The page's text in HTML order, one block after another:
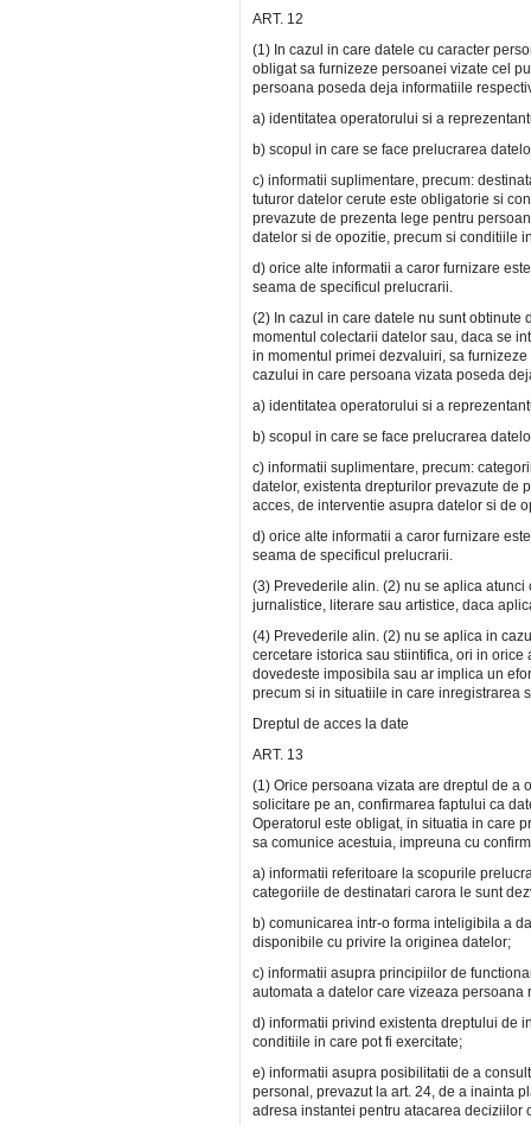
ART. 12
(1) In cazul in care datele cu caracter
obligat sa furnizeze persoanei vizate cel
persoana poseda deja informatiile
a) identitatea operatorului si a
b) scopul in care se face prelucrarea
c) informatii suplimentare, precum:
tuturor datelor cerute este obligatorie si
prevazute de prezenta lege pentru
datelor si de opozitie, precum si conditiile
d) orice alte informatii a caror furnizare
seama de specificul prelucrarii.
(2) In cazul in care datele nu sunt obtinute
momentul colectarii datelor sau, daca se
in momentul primei dezvaluiri, sa
cazului in care persoana vizata poseda
a) identitatea operatorului si a
b) scopul in care se face prelucrarea
c) informatii suplimentare, precum:
datelor, existenta drepturilor prevazute de
acces, de interventie asupra datelor si de
d) orice alte informatii a caror furnizare
seama de specificul prelucrarii.
(3) Prevederile alin. (2) nu se aplica
jurnalistice, literare sau artistice, daca
(4) Prevederile alin. (2) nu se aplica in
cercetare istorica sau stiintifica, ori in
dovedeste imposibila sau ar implica un
precum si in situatiile in care inregistrarea
Dreptul de acces la date
ART. 13
(1) Orice persoana vizata are dreptul de a
solicitare pe an, confirmarea faptului ca
Operatorul este obligat, in situatia in care
sa comunice acestuia, impreuna cu
a) informatii referitoare la scopurile
categoriile de destinatari carora le sunt
b) comunicarea intr-o forma inteligibila a
disponibile cu privire la originea datelor;
c) informatii asupra principiilor de
automata a datelor care vizeaza persoana
d) informatii privind existenta dreptului de
conditiile in care pot fi exercitate;
e) informatii asupra posibilitatii de a
personal, prevazut la art. 24, de a inainta
adresa instantei pentru atacarea